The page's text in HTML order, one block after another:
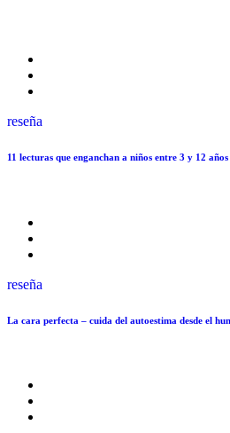
reseña
11 lecturas que enganchan a niños entre 3 y 12
reseña
La cara perfecta – cuida del autoestima desde el